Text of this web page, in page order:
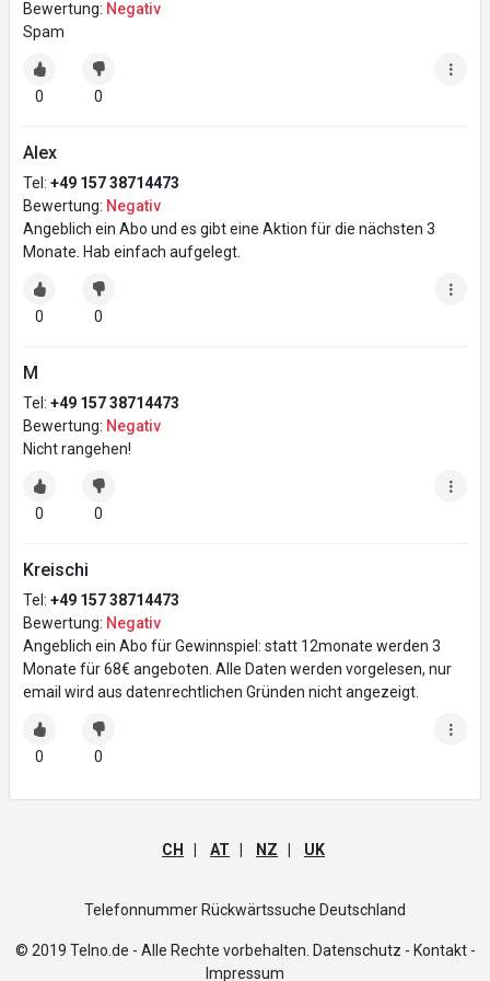
Bewertung: Negativ
Spam
0 0
Alex
Tel: +49 157 38714473
Bewertung: Negativ
Angeblich ein Abo und es gibt eine Aktion für die nächsten 3
Monate. Hab einfach aufgelegt.
0 0
M
Tel: +49 157 38714473
Bewertung: Negativ
Nicht rangehen!
0 0
Kreischi
Tel: +49 157 38714473
Bewertung: Negativ
Angeblich ein Abo für Gewinnspiel: statt 12monate werden 3
Monate für 68€ angeboten. Alle Daten werden vorgelesen, nur
email wird aus datenrechtlichen Gründen nicht angezeigt.
0 0
CH AT NZ UK
Telefonnummer Rückwärtssuche Deutschland
© 2019 Telno.de - Alle Rechte vorbehalten. Datenschutz - Kontakt -
Impressum